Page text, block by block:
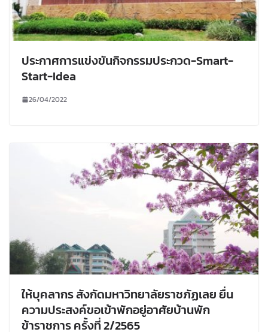
ประกาศการแข่งขันกิจกรรมประกวด-Smart-
Start-Idea
26/04/2022
ให้บุคลากร สังกัดมหาวิทยาลัยราชภัฏเลย ยื่น
ความประสงค์ขอเข้าพักอยู่อาศัยบ้านพัก
ข้าราชการ ครั้งที่ 2/2565